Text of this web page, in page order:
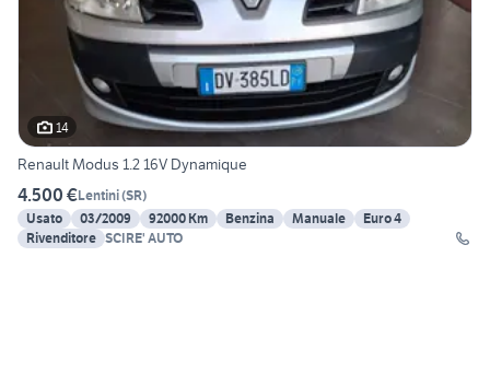
14
Renault Modus 1.2 16V Dynamique
4.500 €Lentini(SR)
Usato
03/2009 92000 Km Benzina Manuale
Euro 4
Rivenditore SCIRE' AUTO